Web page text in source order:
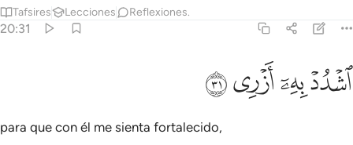
Tafsires Lecciones Reflexiones.
20:31
اشدد به ازري ٣١
ٱشْدُدْ بِهِۦٓ أَزْرِى ٣١
ﳁﳂﳃﳄ
para que con él me sienta fortalecido,